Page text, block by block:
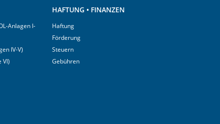
Anlagen I-
IV-V)
VI)
HAFTUNG • FINANZEN
Haftung
Förderung
Steuern
Gebühren